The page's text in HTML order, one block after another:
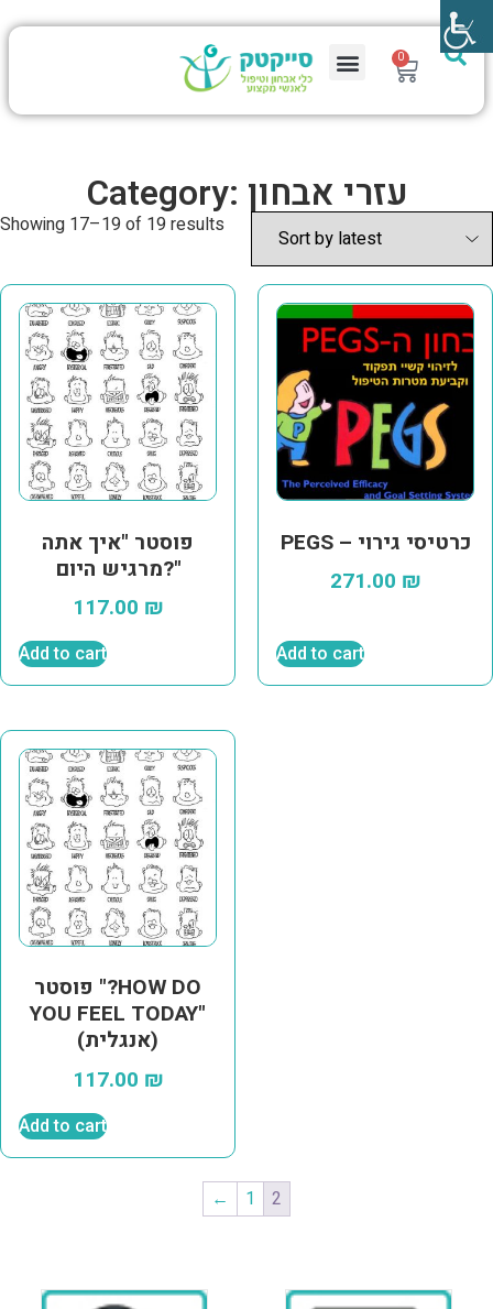
0
Category: עזרי אבחון
Showing 17–19 of 19 results
פוסטר "איך אתה
מרגיש היום?"
117.00 ₪
Add to cart
PEGS – כרטיסי גירוי
271.00 ₪
Add to cart
פוסטר "?HOW DO
YOU FEEL TODAY"
(אנגלית)
117.00 ₪
Add to cart
← 1 2